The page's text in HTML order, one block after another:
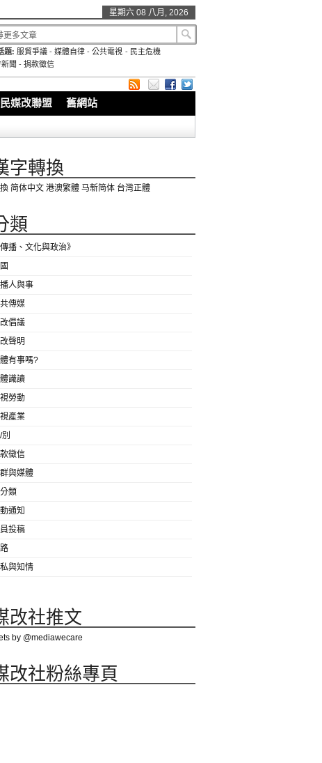
星期六 08 八月, 2026
題: 服貿爭議 -媒體自律 -公共電視 - 民主危機
聞 - 捐款徵信
媒改聯盟 舊網站
字轉換
简体中文 港澳繁體 马新简体 台灣正體
類
傳播、文化與政治》
人與事
傳媒
倡議
聲明
有事嗎?
識讀
勞動
產業
徵信
與媒體
類
通知
投稿
與知情
改社推文
by @mediawecare
改社粉絲專頁